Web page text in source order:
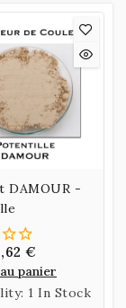
DAMOUR -
€
panier
1 In Stock